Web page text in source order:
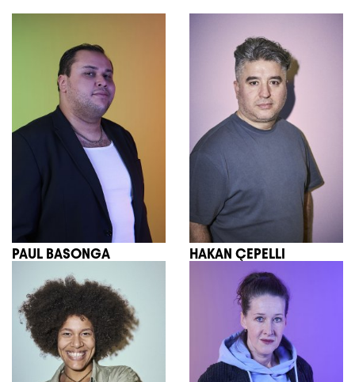
PAUL BASONGA HAKAN ÇEPELLI